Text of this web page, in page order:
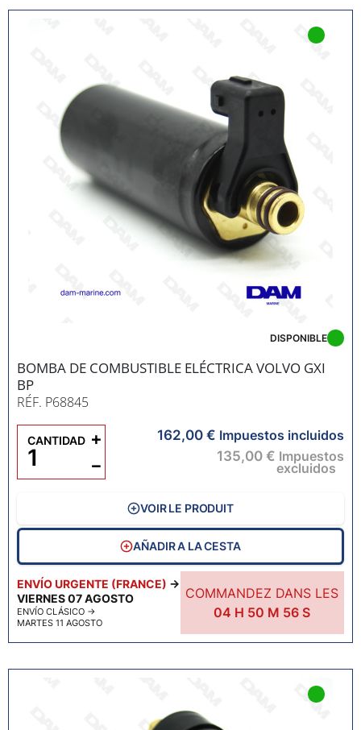
BOMBA DE COMBUSTIBLE ELÉCTRICA VOLVO GXI
BP
RÉF. P68845
ENVÍO URGENTE (FRANCE) →
VIERNES 07 AGOSTO
ENVÍO CLÁSICO →
MARTES 11 AGOSTO
COMMANDEZ DANS LES
04 H 50 M 55 S
DISPONIBLE
162,00 € Impuestos incluidos
135,00 € Impuestos
excluidos
CANTIDAD
−
+
VOIR LE PRODUIT
AÑADIR A LA CESTA